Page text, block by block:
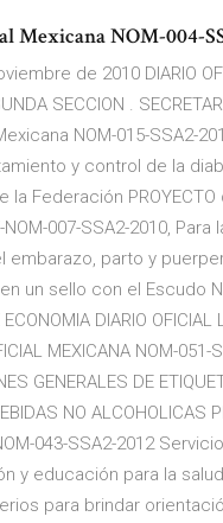
Mexicana NOM-004-
de 2010 DIARIO
SECCION .
NOM-015-SSA2-
y control de la
la Federación PROYECTO
NOM-007-SSA2-2010,
embarazo, parto y
un sello con el Escudo
ECONOMIA DIARIO
MEXICANA NOM-051-
GENERALES DE
NO ALCOHOLICAS
043-SSA2-2012
y educación para la
para brindar